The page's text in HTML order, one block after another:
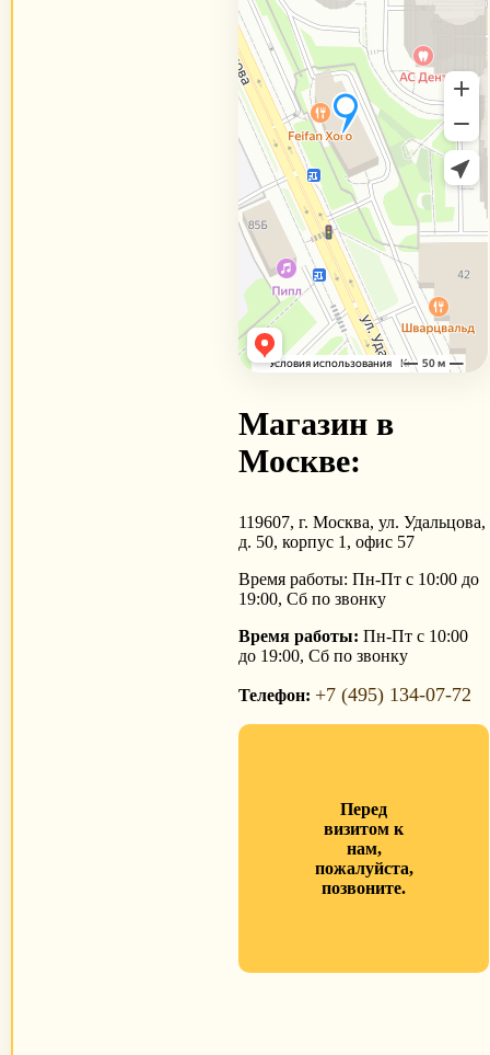
Магазин в
Москве:
119607, г. Москва, ул. Удальцова,
д. 50, корпус 1, офис 57
Время работы: Пн-Пт с 10:00 до
19:00, Сб по звонку
Время работы: Пн-Пт с 10:00
до 19:00, Сб по звонку
Телефон: +7 (495) 134-07-72
Перед
визитом к
нам,
пожалуйста,
позвоните.